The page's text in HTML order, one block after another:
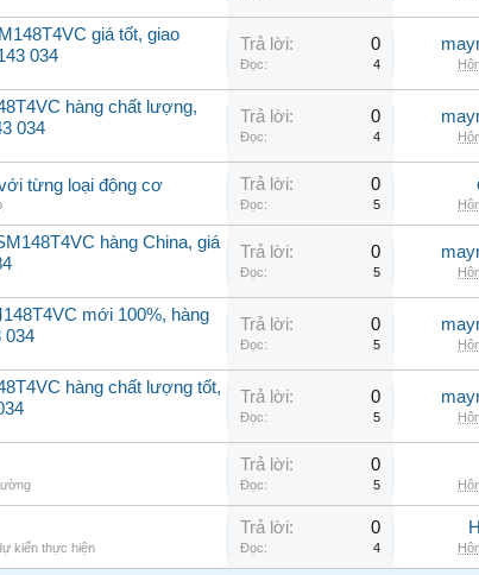
giá tốt, giao
034
Trả lời: 0
Đọc: 4
hàng chất lượng,
034
Trả lời: 0
Đọc: 4
từng loại động cơ Trả lời: 0
Đọc: 5
hàng China, giá
Trả lời: 0
Đọc: 5
mới 100%, hàng
034
Trả lời: 0
Đọc: 5
hàng chất lượng tốt,
Trả lời: 0
Đọc: 5
Trả lời: 0
Đọc: 5
kiến thực hiện
Trả lời: 0
Đọc: 4